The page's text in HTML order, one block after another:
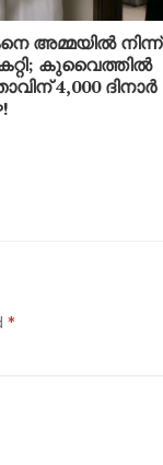
അമ്മയിൽ നിന്ന്
കുവൈത്തിൽ
4,000 ദിനാർ
*